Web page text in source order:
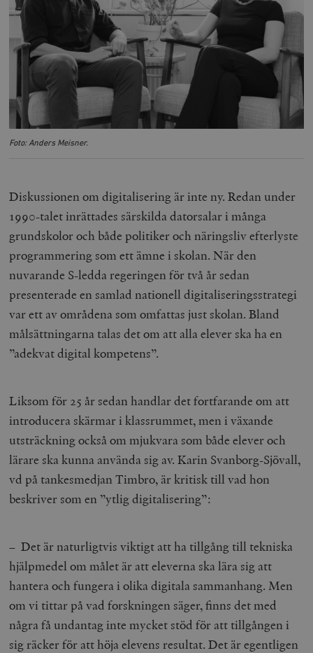
Foto: Anders Meisner.
Diskussionen om digitalisering är inte ny. Redan under
1990-talet inrättades särskilda datorsalar i många
grundskolor och både politiker och näringsliv efterlyste
programmering som ett ämne i skolan. När den
nuvarande S-ledda regeringen för två år sedan
presenterade en samlad nationell digitaliseringsstrategi
var ett av områdena som omfattas just skolan. Bland
målsättningarna talas det om att alla elever ska ha en
”adekvat digital kompetens”.
Liksom för 25 år sedan handlar det fortfarande om att
introducera skärmar i klassrummet, men i växande
utsträckning också om mjukvara som både elever och
lärare ska kunna använda sig av. Karin Svanborg-Sjövall,
vd på tankesmedjan Timbro, är kritisk till vad hon
beskriver som en ”ytlig digitalisering”:
– Det är naturligtvis viktigt att ha tillgång till tekniska
hjälpmedel om målet är att eleverna ska lära sig att
hantera och fungera i olika digitala sammanhang. Men
om vi tittar på vad forskningen säger, finns det med
några få undantag inte mycket stöd för att tillgången i
sig räcker för att höja elevens resultat. Det är egentligen